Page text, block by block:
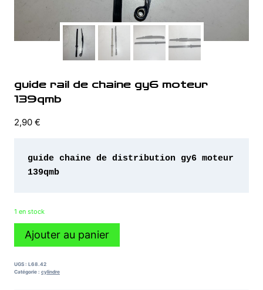
guide rail de chaine gy6 moteur
139qmb
2,90 €
guide chaine de distribution gy6 moteur
139qmb
1 en stock
quantité
rail
de
Ajouter au panier
UGS : L68.42
Catégorie : cylindre